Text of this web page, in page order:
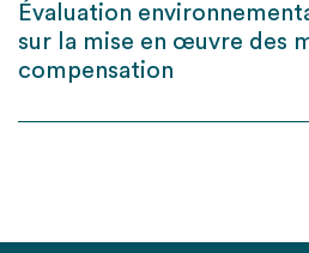
Évaluation
sur la mise en œuvre des
compensation